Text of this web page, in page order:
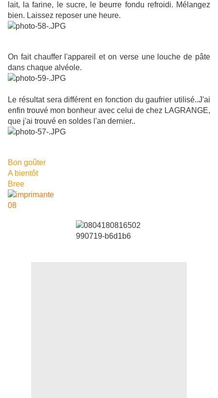
lait, la farine, le sucre, le beurre fondu refroidi. Mélangez
bien. Laissez reposer une heure.
On fait chauffer l'appareil et on verse une louche de pâte
dans chaque alvéole.
Le résultat sera différent en fonction du gaufrier utilisé..J'ai
enfin trouvé mon bonheur avec celui de chez LAGRANGE,
que j'ai trouvé en soldes l'an dernier..
Bon goûter
A bientôt
Bree